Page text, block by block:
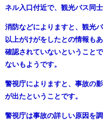
ネル入口付近で、観光バス同
消防などによりますと、観光
以上がけがをしたとの情報も
確認されていないということ
ないもようです。
警視庁によりますと、事故の
が出たということです。
警視庁は事故の詳しい原因を調